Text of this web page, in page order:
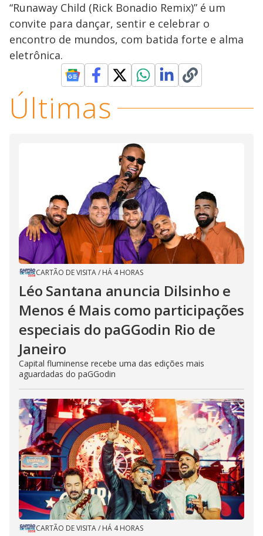
“Runaway Child (Rick Bonadio Remix)” é um
convite para dançar, sentir e celebrar o
encontro de mundos, com batida forte e alma
eletrônica.
Últimas
CARTÃO DE VISITA/ HÁ 4 HORAS
Léo Santana anuncia Dilsinho e
Menos é Mais como participações
especiais do paGGodin Rio de
Janeiro
Capital fluminense recebe uma das edições mais
aguardadas do paGGodin
CARTÃO DE VISITA/ HÁ 4 HORAS